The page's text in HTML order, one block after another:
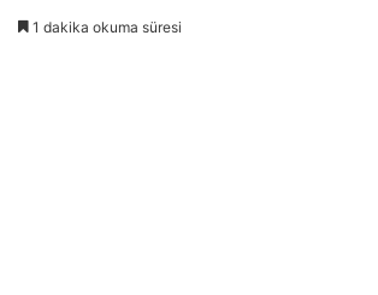
1 dakika okuma süresi